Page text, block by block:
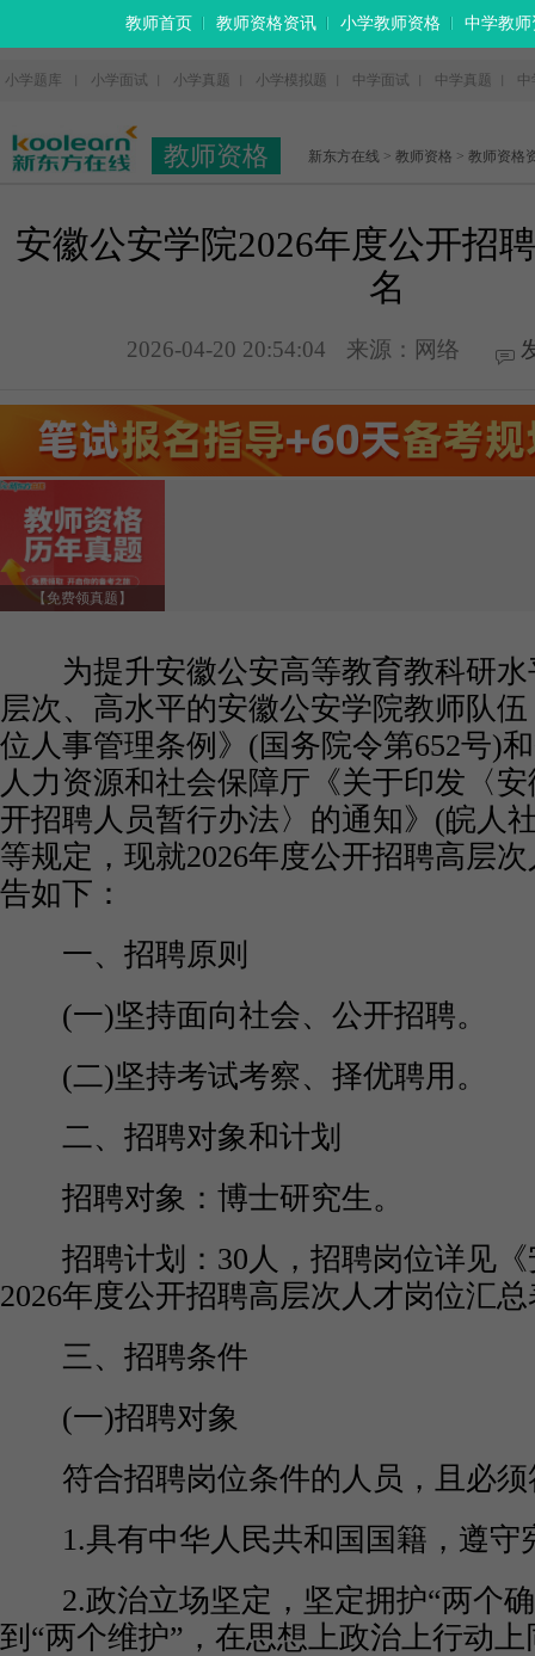
教师首页 教师资格资讯 小学教师资格 中学教师
小学题库 小学面试 小学真题 小学模拟题 中学面试 中学真题 中
教师资格 新东方在线 > 教师资格 > 教师资格
安徽公安学院2026年度公开招
名
2026-04-20 20:54:04 来源：网络
【免费领真题】
为提升安徽公安高等教育教科研水
层次、高水平的安徽公安学院教师队
位人事管理条例》(国务院令第652号)
人力资源和社会保障厅《关于印发〈
开招聘人员暂行办法〉的通知》(皖人
等规定，现就2026年度公开招聘高层
告如下：
一、招聘原则
(一)坚持面向社会、公开招聘。
(二)坚持考试考察、择优聘用。
二、招聘对象和计划
招聘对象：博士研究生。
招聘计划：30人，招聘岗位详见《
2026年度公开招聘高层次人才岗位汇
三、招聘条件
(一)招聘对象
符合招聘岗位条件的人员，且必须
1.具有中华人民共和国国籍，遵守
2.政治立场坚定，坚定拥护“两个确
到“两个维护”，在思想上政治上行动